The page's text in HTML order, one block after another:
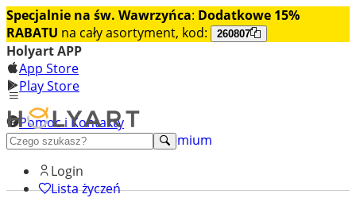
Specjalnie na św. Wawrzyńca: Dodatkowe 15%
RABATU na cały asortyment, kod: 260807
Holyart APP
App Store
Play Store
Pomoc i Kontakty
+48 222 922 860
Odkryj premium
Login
Lista życzeń